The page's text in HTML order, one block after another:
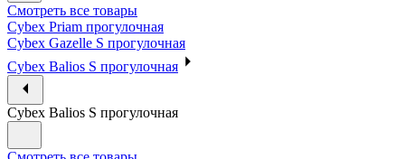
Смотреть все товары
Cybex Priam прогулочная
Cybex Gazelle S прогулочная
Cybex Balios S прогулочная
Cybex Balios S прогулочная